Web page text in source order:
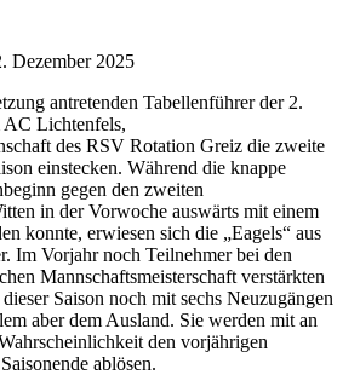
Dezember 2025
antretenden Tabellenführer der 2.
AC Lichtenfels,
des RSV Rotation Greiz die zweite
einstecken. Während die knappe
gegen den zweiten
in der Vorwoche auswärts mit einem
konnte, erwiesen sich die „Eagels“ aus
Im Vorjahr noch Teilnehmer bei den
Mannschaftsmeisterschaft verstärkten
Saison noch mit sechs Neuzugängen
aber dem Ausland. Sie werden mit an
den vorjährigen
ablösen.